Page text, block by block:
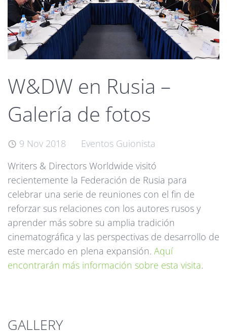
W&DW en Rusia –
Galería de fotos
9 Nov 2018 Eventos Guionista
Writers & Directors Worldwide visitó
recientemente la Federación de Rusia para
celebrar una serie de reuniones con el fin de
reforzar sus relaciones con los autores rusos y
aprender más sobre su amplia tradición
cinematográfica y las perspectivas de desarrollo de
este mercado en plena expansión. Aquí
encontrarán más información sobre esta visita.
GALLERY